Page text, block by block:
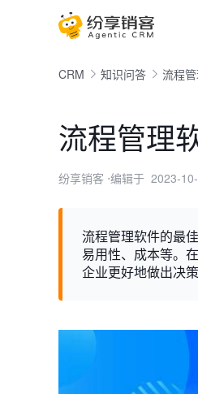
CRM 知识问答 流程
流程管理
纷享销客 ⋅编辑于 2023-
流程管理软件的最
易用性、成本等。
企业更好地做出决策